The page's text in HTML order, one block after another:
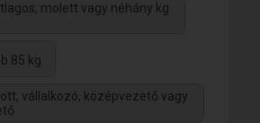
molett vagy néhány kg
85 kg
vállalkozó, középvezető vagy